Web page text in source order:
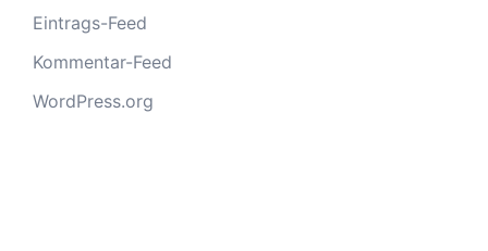
Eintrags-Feed
Kommentar-Feed
WordPress.org